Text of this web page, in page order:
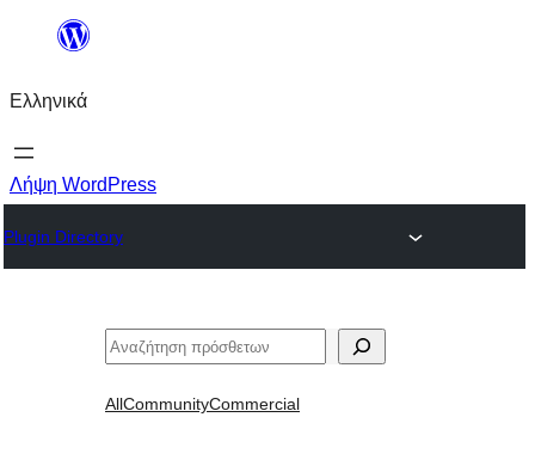
Μετάβαση
περιεχόμενο
Ελληνικά
Λήψη WordPress
Plugin Directory
Αναζήτηση
AllCommunityCommercial